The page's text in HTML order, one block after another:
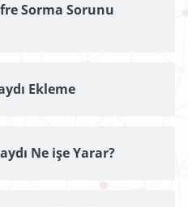
Sorma Sorunu
Ekleme
Ne işe Yarar?